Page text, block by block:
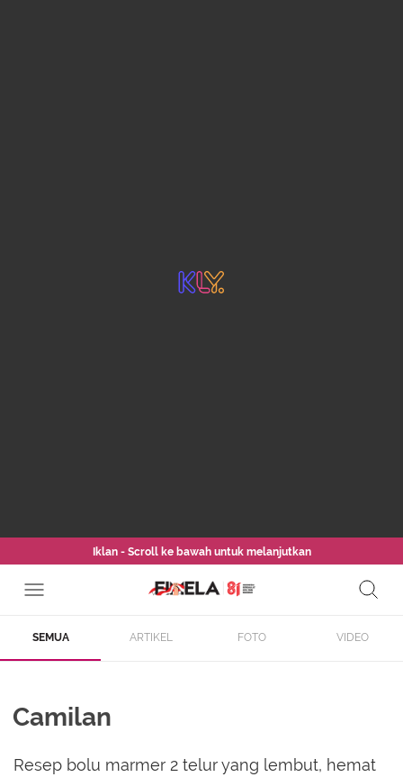
Iklan - Scroll ke bawah untuk melanjutkan
SEMUA ARTIKEL FOTO VIDEO
Camilan
Resep bolu marmer 2 telur yang lembut, hemat